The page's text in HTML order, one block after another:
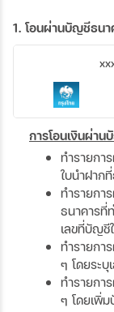
1. โอนผ่านบัญชีธนา
การโอนเงินผ่า
ทำรายกา
ใบนำฝาก
ทำรายกา
ธนาคารที่
เลขที่บัญชี
ทำรายกา
ๆ โดยระ
ทำรายกา
ๆ โดยเพิ่